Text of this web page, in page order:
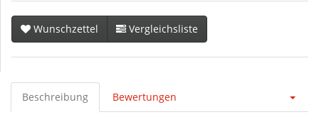
Wunschzettel Vergleichsliste
Beschreibung Bewertungen